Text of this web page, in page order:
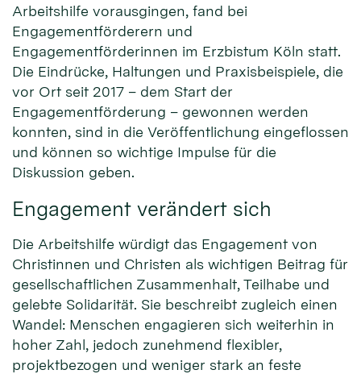
Arbeitshilfe vorausgingen, fand bei
Engagementförderern und
Engagementförderinnen im Erzbistum Köln statt.
Die Eindrücke, Haltungen und Praxisbeispiele, die
vor Ort seit 2017 – dem Start der
Engagementförderung – gewonnen werden
konnten, sind in die Veröffentlichung eingeflossen
und können so wichtige Impulse für die
Diskussion geben.
Engagement verändert sich
Die Arbeitshilfe würdigt das Engagement von
Christinnen und Christen als wichtigen Beitrag für
gesellschaftlichen Zusammenhalt, Teilhabe und
gelebte Solidarität. Sie beschreibt zugleich einen
Wandel: Menschen engagieren sich weiterhin in
hoher Zahl, jedoch zunehmend flexibler,
projektbezogen und weniger stark an feste